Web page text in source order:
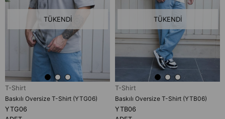
TÜKENDI
T-Shirt
Baskılı Oversize T-Shirt (YTG06)
YTG06
TÜKENDI
T-Shirt
Baskılı Oversize T-Shirt (YTB06)
YTB06